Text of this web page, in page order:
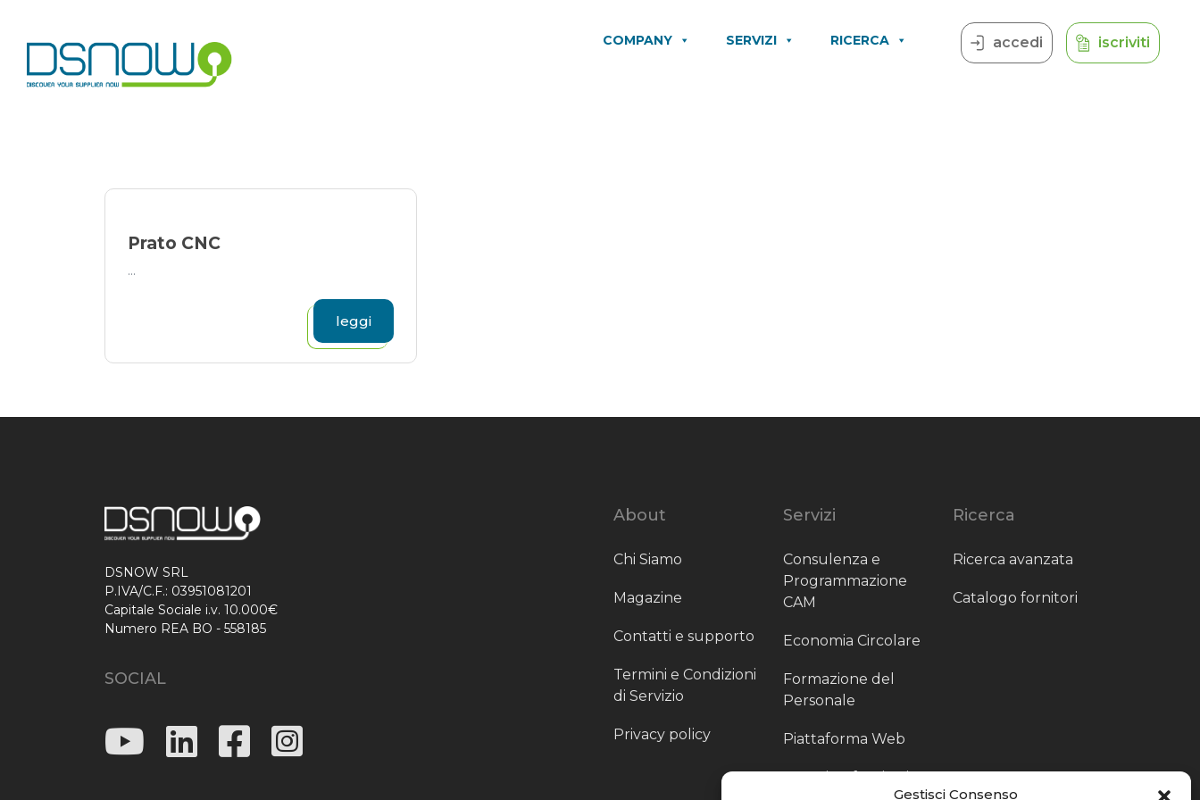
Gestisci Consenso
content
COMPANY SERVIZI RICERCA accedi iscriviti
Prato CNC
...
leggi
DSNOW SRL
P.IVA/C.F.: 03951081201
Capitale Sociale i.v. 10.000€
Numero REA BO - 558185
SOCIAL
About
Chi Siamo
Magazine
Contatti e supporto
Termini e Condizioni
di Servizio
Privacy policy
Servizi
Consulenza e
Programmazione
CAM
Economia Circolare
Formazione del
Personale
Piattaforma Web
Scouting fornitori
Ricerca
Ricerca avanzata
Catalogo fornitori